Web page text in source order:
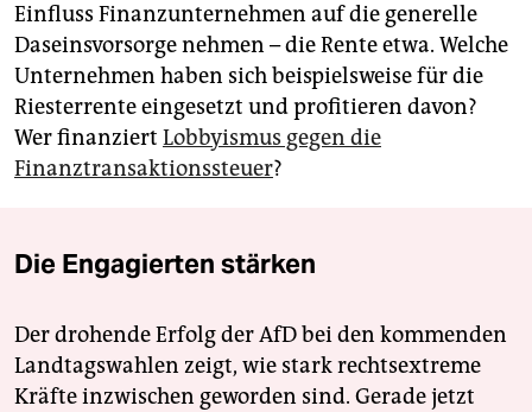
Einfluss Finanzunternehmen auf die generelle
Daseinsvorsorge nehmen – die Rente etwa. Welche
Unternehmen haben sich beispielsweise für die
Riesterrente eingesetzt und profitieren davon?
Wer finanziert Lobbyismus gegen die
Finanztransaktionssteuer?
Die Engagierten stärken
Der drohende Erfolg der AfD bei den kommenden
Landtagswahlen zeigt, wie stark rechtsextreme
Kräfte inzwischen geworden sind. Gerade jetzt